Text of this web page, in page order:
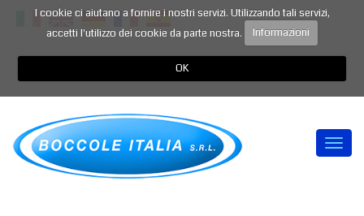
I cookie ci aiutano a fornire i nostri servizi. Utilizzando tali servizi,
accetti l'utilizzo dei cookie da parte nostra.
Informazioni
OK